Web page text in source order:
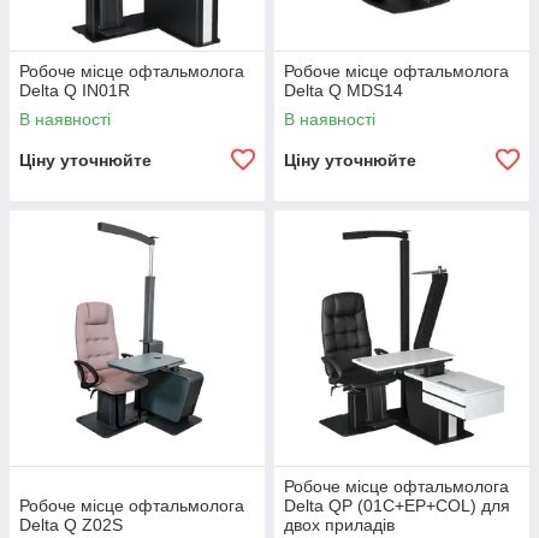
Робоче місце офтальмолога
Delta Q IN01R
В наявності
Ціну уточнюйте
Робоче місце офтальмолога
Delta Q MDS14
В наявності
Ціну уточнюйте
Робоче місце офтальмолога
Delta Q Z02S
Робоче місце офтальмолога
Delta QP (01С+EP+COL) для
двох приладів